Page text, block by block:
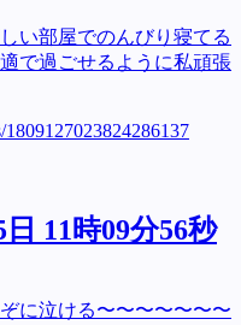
い部屋でのんびり寝てる
で過ごせるように私頑張
1809127023824286137
11時09分56秒
に泣ける〜〜〜〜〜〜〜